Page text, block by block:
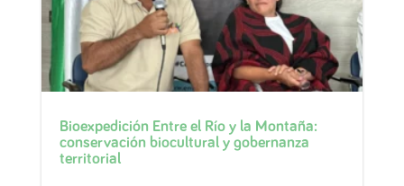
Bioexpedición Entre el Río y la Montaña:
conservación biocultural y gobernanza
territorial